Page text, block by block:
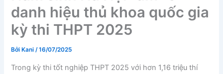
danh hiệu thủ khoa quốc gia
kỳ thi THPT 2025
Bởi Kani/16/07/2025
Trong kỳ thi tốt nghiệp THPT 2025 với hơn 1,16 triệu thí